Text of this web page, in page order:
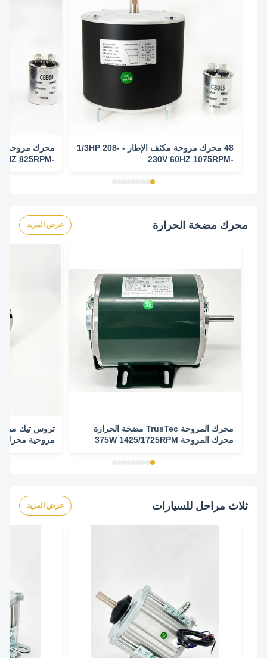
48 محرك مروحة مكثف الإطار - 1/3HP 208-
230V 60HZ 1075RPM-
825RPM-
محرك مضخة الحرارة عرض المزيد
محرك المروحة TrusTec مضخة الحرارة
محرك المروحة 375W 1425/1725RPM
تروس تيك
مروحية محرك 735W 1425/1725RPM
ثلاث مراحل للسيارات عرض المزيد